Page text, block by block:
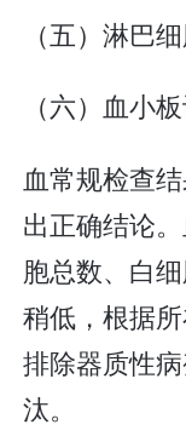
（五）淋巴
（六）血小
血常规检查
出正确结论
胞总数、白
稍低，根据
排除器质性
汰。